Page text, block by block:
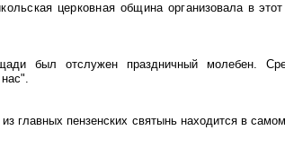
церковная община организовала в
был отслужен праздничный молебен.
главных пензенских святынь находится в